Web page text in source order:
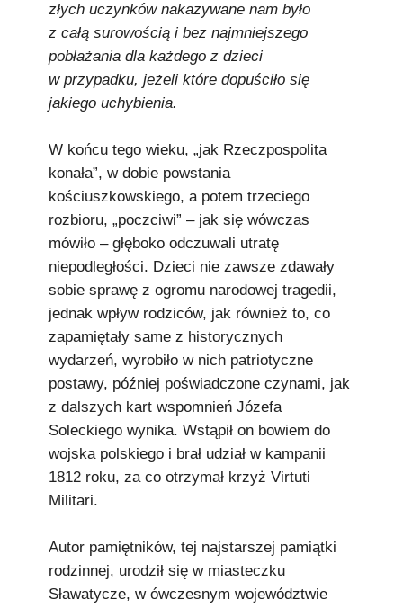
złych uczynków nakazywane nam było
z całą surowością i bez najmniejszego
pobłażania dla każdego z dzieci
w przypadku, jeżeli które dopuściło się
jakiego uchybienia.
W końcu tego wieku, „jak Rzeczpospolita
konała”, w dobie powstania
kościuszkowskiego, a potem trzeciego
rozbioru, „poczciwi” – jak się wówczas
mówiło – głęboko odczuwali utratę
niepodległości. Dzieci nie zawsze zdawały
sobie sprawę z ogromu narodowej tragedii,
jednak wpływ rodziców, jak również to, co
zapamiętały same z historycznych
wydarzeń, wyrobiło w nich patriotyczne
postawy, później poświadczone czynami, jak
z dalszych kart wspomnień Józefa
Soleckiego wynika. Wstąpił on bowiem do
wojska polskiego i brał udział w kampanii
1812 roku, za co otrzymał krzyż Virtuti
Militari.
Autor pamiętników, tej najstarszej pamiątki
rodzinnej, urodził się w miasteczku
Sławatycze, w ówczesnym województwie